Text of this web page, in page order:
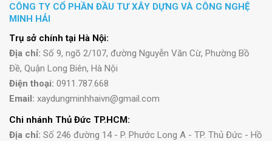
CÔNG TY CỔ PHẦN ĐẦU TƯ XÂY DỰNG VÀ CÔNG NGHỆ
MINH HẢI
Trụ sở chính tại Hà Nội:
Địa chỉ: Số 9, ngõ 2/107, đường Nguyễn Văn Cừ, Phường Bồ
Đề, Quận Long Biên, Hà Nội
Điện thoại: 0911.787.668
Email: xaydungminhhaivn@gmail.com
Chi nhánh Thủ Đức TP.HCM:
Địa chỉ: Số 246 đường 14 - P. Phước Long A - TP. Thủ Đức - Hồ